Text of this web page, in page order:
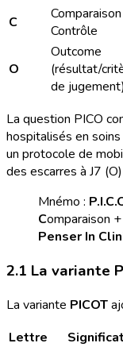
C
Contrôle
O
Outcome
(résultat/
de jugement)
La question PICO
hospitalisés en
un protocole de
des escarres à J7
Mnémo :
Comparaison +
Penser In
2.1 La variante
La variante PICOT
Lettre